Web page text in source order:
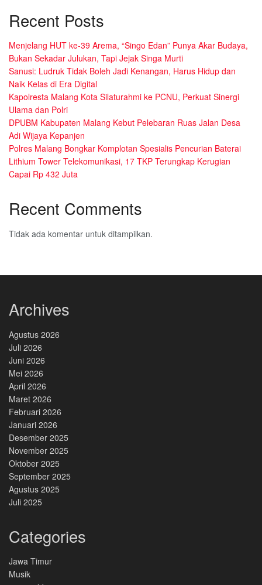
Recent Posts
Menjelang HUT ke-39 Arema, “Singo Edan” Punya Akar Budaya,
Bukan Sekadar Julukan, Tapi Jejak Singa Murti
Sanusi: Ludruk Tidak Boleh Jadi Kenangan, Harus Hidup dan
Naik Kelas di Era Digital
Kapolresta Malang Kota Silaturahmi ke PCNU, Perkuat Sinergi
Ulama dan Polri
DPUBM Kabupaten Malang Kebut Pelebaran Ruas Jalan Desa
Adi Wijaya Kepanjen
Polres Malang Bongkar Komplotan Spesialis Pencurian Baterai
Lithium Tower Telekomunikasi, 17 TKP Terungkap Kerugian
Capai Rp 432 Juta
Recent Comments
Tidak ada komentar untuk ditampilkan.
Archives
Agustus 2026
Juli 2026
Juni 2026
Mei 2026
April 2026
Maret 2026
Februari 2026
Januari 2026
Desember 2025
November 2025
Oktober 2025
September 2025
Agustus 2025
Juli 2025
Categories
Jawa Timur
Musik